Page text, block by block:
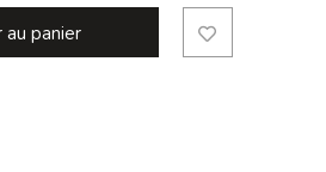
panier